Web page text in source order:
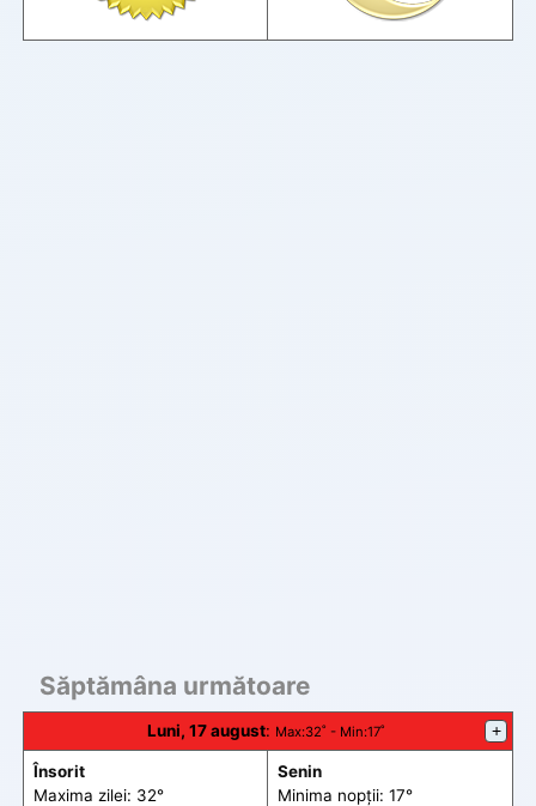
Săptămâna următoare
Luni, 17 august: Max:32˚ - Min:17˚ +
Însorit
Maxima zilei: 32°
Senin
Minima nopții: 17°